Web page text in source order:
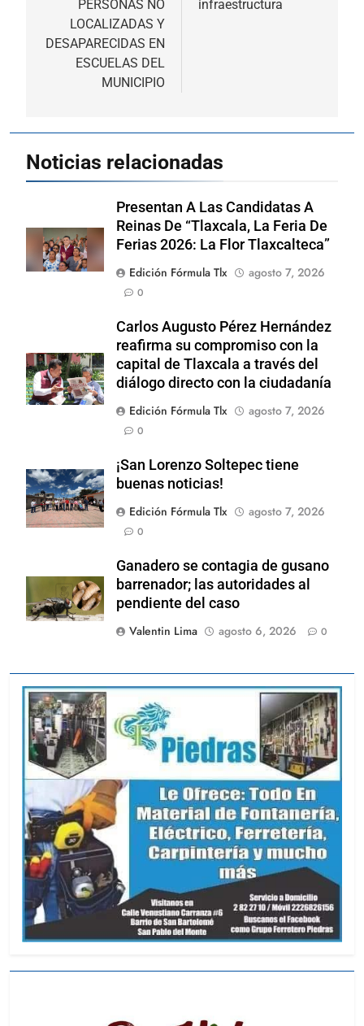
PERSONAS NO
LOCALIZADAS Y
DESAPARECIDAS EN
ESCUELAS DEL
MUNICIPIO
infraestructura
Noticias relacionadas
Presentan A Las Candidatas A
Reinas De “Tlaxcala, La Feria De
Ferias 2026: La Flor Tlaxcalteca”
Edición Fórmula Tlx
agosto 7, 2026
0
Carlos Augusto Pérez Hernández
reafirma su compromiso con la
capital de Tlaxcala a través del
diálogo directo con la ciudadanía
Edición Fórmula Tlx
agosto 7, 2026
0
¡San Lorenzo Soltepec tiene
buenas noticias!
Edición Fórmula Tlx
agosto 7, 2026
0
Ganadero se contagia de gusano
barrenador; las autoridades al
pendiente del caso
Valentin Lima
agosto 6, 2026 0